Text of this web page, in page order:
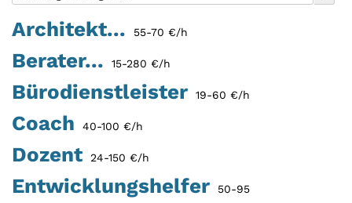
Architekt... 55-70 €/h
Berater... 15-280 €/h
Bürodienstleister 19-60 €/h
Coach 40-100 €/h
Dozent 24-150 €/h
Entwicklungshelfer 50-95